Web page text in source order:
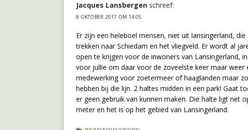
Jacques Lansbergen schreef:
8 OKTOBER 2017 OM 14:05
Er zijn een heleboel mensen, niet uit lansingerland,
trekken naar Schiedam en het vliegveld. Er wordt al
open te krijgen voor de inwoners van Lansingerland,
voor jullie om daar voor de zoveelste keer maar weer
medewerking voor zoetermeer of haaglanden maar
hebben bij die lijn. 2 haltes midden in een park! Gaat
er geen gebruik van kunnen maken. Die halte ligt net
meter en het is op het gebied van Lansingerland.